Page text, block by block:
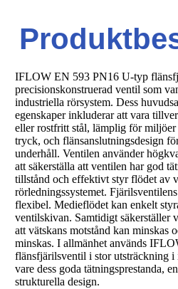
IFLOW EN 593 PN16 U-typ
precisionskonstruerad ventil som
industriella rörsystem. Dess
egenskaper inkluderar att vara
eller rostfritt stål, lämplig för
tryck, och flänsanslutningsdesign
underhåll. Ventilen använder
att säkerställa att ventilen har god
tillstånd och effektivt styr flödet av
rörledningssystemet.
flexibel. Medieflödet kan enkelt
ventilskivan. Samtidigt säkerställer
att vätskans motstånd kan minskas
minskas. I allmänhet används
flänsfjärilsventil i stor utsträckning i
vare dess goda tätningsprestanda,
strukturella design.